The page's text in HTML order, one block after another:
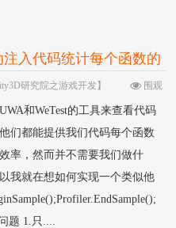
入代码统计每个函数的
配（九十八）
研究院之游戏开发】
围观
和WeTest的工具来查看代码
们都能提供我们代码每个函数
率，然而并不需要我们做什
我就在想如何实现一个类似他
题 1.只....